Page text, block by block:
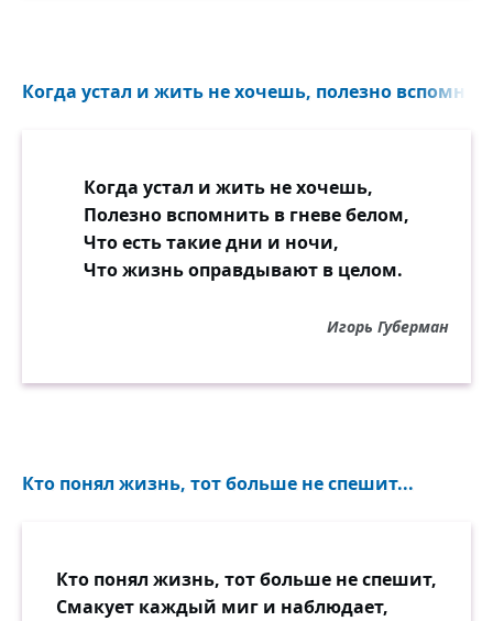
Когда устал и жить не хочешь, полезно
Когда устал и жить не хочешь,
Полезно вспомнить в гневе белом,
Что есть такие дни и ночи,
Что жизнь оправдывают в целом.
Игорь Губерман
Кто понял жизнь, тот больше не спешит...
Кто понял жизнь, тот больше не спешит,
Смакует каждый миг и наблюдает,